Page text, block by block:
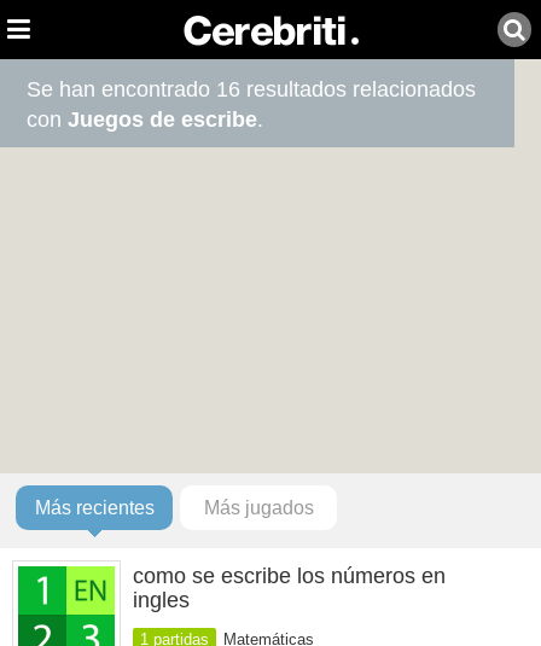
Se han encontrado 16 resultados relacionados
conJuegos de escribe.
Más recientes Más jugados
como se escribe los números en
ingles
1 partidas Matemáticas